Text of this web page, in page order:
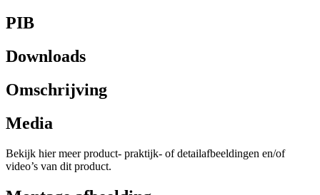
PIB
Downloads
Omschrijving
Media
Bekijk hier meer product- praktijk- of detailafbeeldingen en/of
video’s van dit product.